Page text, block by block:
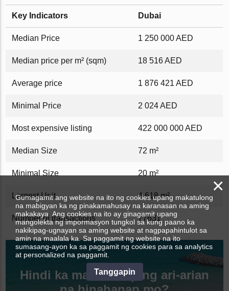
Key Indicators Dubai
Median Price 1 250 000 AED
Median price per m² (sqm) 18 516 AED
Average price 1 876 421 AED
Minimal Price 2 024 AED
Most expensive listing 422 000 000 AED
Median Size 72 m²
Minimal Size 20 m²
Largest Unit 4 618 m²
Number of transactions 77631
Hindi ka makahanap ng ari-arian
×
Gumagamit ang website na ito ng cookies upang makatulong
na mabigyan ka ng pinakamahusay na karanasan na aming
makakaya. Ang cookies na ito ay ginagamit upang
mangolekta ng impormasyon tungkol sa kung paano ka
nakikipag-ugnayan sa aming website at nagpapahintulot sa
amin na maalala ka. Sa paggamit ng website na ito
sumasang-ayon ka sa paggamit ng cookies para sa analytics
at personalized na paggamit.
Tanggapin